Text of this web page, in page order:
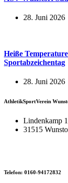
28. Juni 2026
Heiße
Sportabzeichentag
28. Juni 2026
AthletikSportVerein
Lindenkamp
31515
Telefon: 0160-94172832